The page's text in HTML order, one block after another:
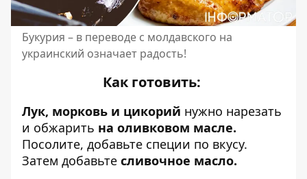
Букурия – в переводе с молдавского на
украинский означает радость!
Как готовить:
Лук, морковь и цикорий нужно нарезать
и обжарить на оливковом масле.
Посолите, добавьте специи по вкусу.
Затем добавьте сливочное масло.